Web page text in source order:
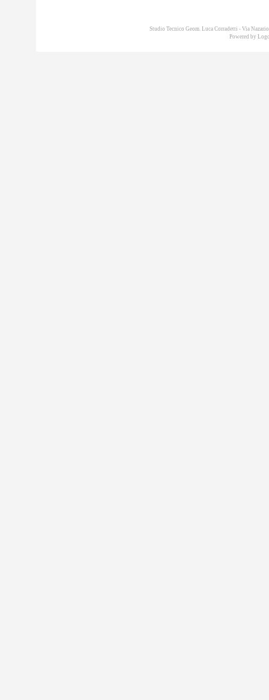
Studio Tecnico Geom. Luca Corradetti - Via
Powered by